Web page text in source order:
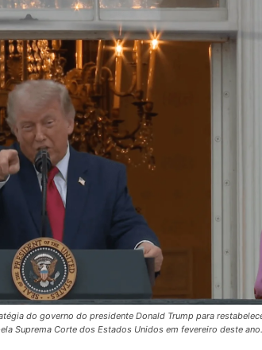
do governo do presidente Donald Trump para
Suprema Corte dos Estados Unidos em fevereiro deste